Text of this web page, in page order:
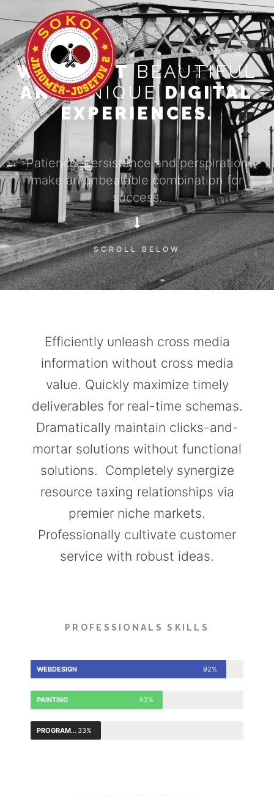
WE CRAFTBEAUTIFUL
ANDUNIQUEDIGITAL
EXPERIENCES.
Patience, persistence and perspiration
make an unbeatable combination for
success.
SCROLL BELOW
Efficiently unleash cross media
information without cross media
value. Quickly maximize timely
deliverables for real-time schemas.
Dramatically maintain clicks-and-
mortar solutions without functional
solutions. Completely synergize
resource taxing relationships via
premier niche markets.
Professionally cultivate customer
service with robust ideas.
PROFESSIONALS SKILLS
WEBDESIGN 92%
PAINTING 62%
PROGRAMMING 33%